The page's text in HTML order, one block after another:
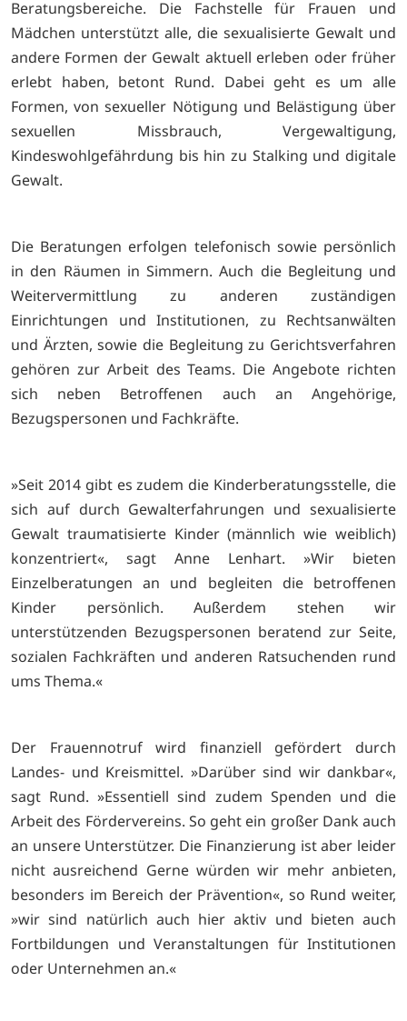
Beratungsbereiche. Die Fachstelle für Frauen und
Mädchen unterstützt alle, die sexualisierte Gewalt und
andere Formen der Gewalt aktuell erleben oder früher
erlebt haben, betont Rund. Dabei geht es um alle
Formen, von sexueller Nötigung und Belästigung über
sexuellen Missbrauch, Vergewaltigung,
Kindeswohlgefährdung bis hin zu Stalking und digitale
Gewalt.
Die Beratungen erfolgen telefonisch sowie persönlich
in den Räumen in Simmern. Auch die Begleitung und
Weitervermittlung zu anderen zuständigen
Einrichtungen und Institutionen, zu Rechtsanwälten
und Ärzten, sowie die Begleitung zu Gerichtsverfahren
gehören zur Arbeit des Teams. Die Angebote richten
sich neben Betroffenen auch an Angehörige,
Bezugspersonen und Fachkräfte.
»Seit 2014 gibt es zudem die Kinderberatungsstelle, die
sich auf durch Gewalterfahrungen und sexualisierte
Gewalt traumatisierte Kinder (männlich wie weiblich)
konzentriert«, sagt Anne Lenhart. »Wir bieten
Einzelberatungen an und begleiten die betroffenen
Kinder persönlich. Außerdem stehen wir
unterstützenden Bezugspersonen beratend zur Seite,
sozialen Fachkräften und anderen Ratsuchenden rund
ums Thema.«
Der Frauennotruf wird finanziell gefördert durch
Landes- und Kreismittel. »Darüber sind wir dankbar«,
sagt Rund. »Essentiell sind zudem Spenden und die
Arbeit des Fördervereins. So geht ein großer Dank auch
an unsere Unterstützer. Die Finanzierung ist aber leider
nicht ausreichend Gerne würden wir mehr anbieten,
besonders im Bereich der Prävention«, so Rund weiter,
»wir sind natürlich auch hier aktiv und bieten auch
Fortbildungen und Veranstaltungen für Institutionen
oder Unternehmen an.«